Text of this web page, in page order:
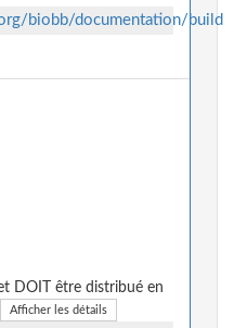
biobb/documentation/build
DOIT être distribué en
Afficher les détails